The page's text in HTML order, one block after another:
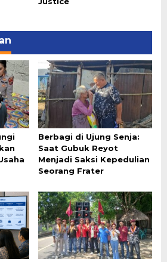
Berbagi di Ujung Senja:
Saat Gubuk Reyot
Menjadi Saksi Kepedulian
Seorang Frater